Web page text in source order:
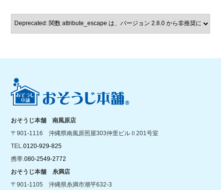
おそうじ本舗 南風原店
〒901-1116 沖縄県南風原照屋303仲里ビルⅡ201号室
TEL.0120-929-825
携帯.080-2549-2772
おそうじ本舗 糸満店
〒901-1105 沖縄県糸満市潮平632-3